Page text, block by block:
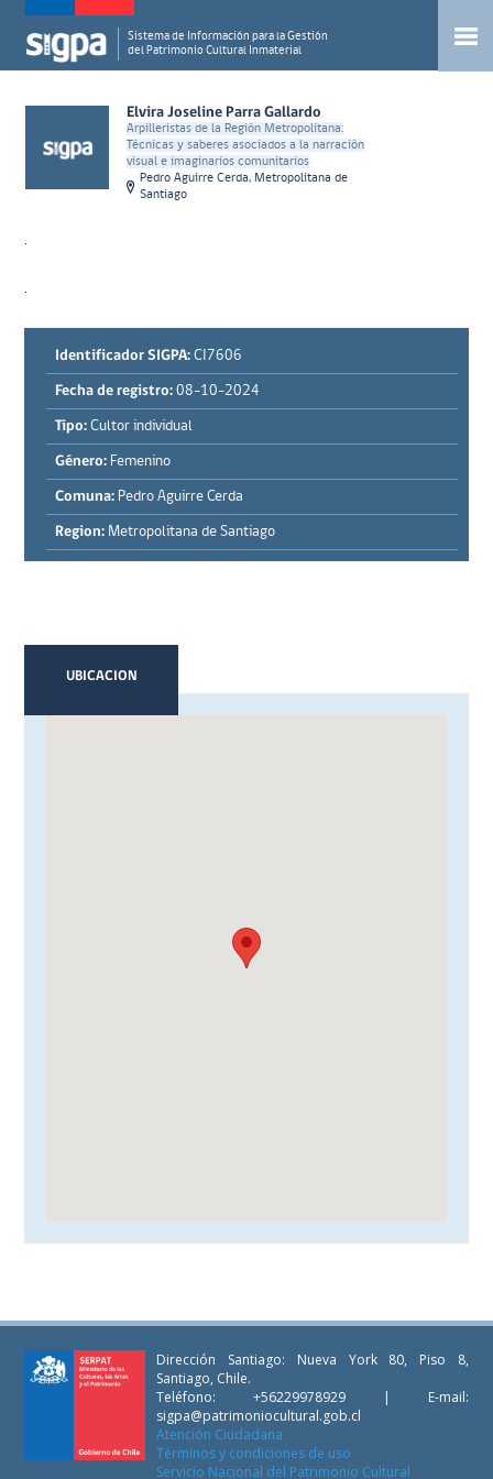
Sistema de Información para la Gestión
del Patrimonio Cultural Inmaterial
Elvira Joseline Parra Gallardo
Arpilleristas de la Región Metropolitana:
Técnicas y saberes asociados a la narración
visual e imaginarios comunitarios
Pedro Aguirre Cerda, Metropolitana de
Santiago
.
.
Identificador SIGPA: CI7606
Fecha de registro: 08-10-2024
Tipo: Cultor individual
Género: Femenino
Comuna: Pedro Aguirre Cerda
Region: Metropolitana de Santiago
UBICACION
Dirección Santiago: Nueva York 80, Piso 8,
Santiago, Chile.
Teléfono: +56229978929 | E-mail:
sigpa@patrimoniocultural.gob.cl
Atención Ciudadana
Términos y condiciones de uso
Servicio Nacional del Patrimonio Cultural